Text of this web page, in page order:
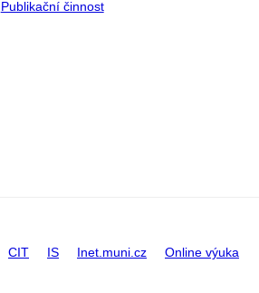
Publikační činnost
CIT IS Inet.muni.cz Online výuka